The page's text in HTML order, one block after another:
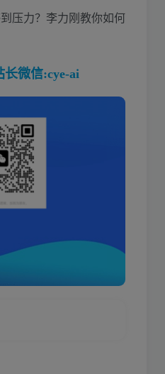
压力？李力刚教你如何
微信:cye-ai